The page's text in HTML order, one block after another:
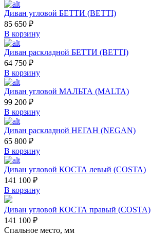
Диван угловой БЕТТИ (BETTI)
85 650 ₽
В корзину
Диван раскладной БЕТТИ (BETTI)
64 750 ₽
В корзину
Диван угловой МАЛЬТА (MALTA)
99 200 ₽
В корзину
Диван раскладной НЕГАН (NEGAN)
65 800 ₽
В корзину
Диван угловой КОСТА левый (COSTA)
141 100 ₽
В корзину
Диван угловой КОСТА правый (COSTA)
141 100 ₽
Спальное место, мм